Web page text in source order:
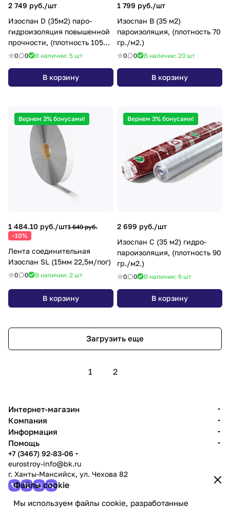
2 749 руб./шт
Изоспан D (35м2) паро-
гидроизоляция повышенной
прочности, (плотность 105
гр./м2.)
0 0 В наличии: 5 шт
В корзину
1 799 руб./шт
Изоспан В (35 м2)
пароизоляция, (плотность 70
гр./м2.)
0 0 В наличии: 20 шт
В корзину
Вернем 3% бонусами!
1 484.10 руб./шт1 649 руб.
-10%
Лента соединительная
Изоспан SL (15мм 22,5м/пог)
0 0 В наличии: 2 шт
В корзину
Вернем 3% бонусами!
2 699 руб./шт
Изоспан С (35 м2) гидро-
пароизоляция, (плотность 90
гр./м2.)
0 0 В наличии: 6 шт
В корзину
Загрузить еще
1 2
Файлы cookie
Мы используем файлы cookie, разработанные
Интернет-магазин
Компания
Информация
Помощь
+7 (3467) 92-83-06
eurostroy-info@bk.ru
г. Ханты-Мансийск, ул. Чехова 82